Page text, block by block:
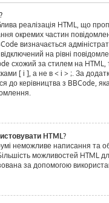
реалізація HTML, що
окремих частин
визначається
на рівні
схожий за стилем на HTML,
[ і ], а не в < і > ;. За
до керівництва з BBCode,
HTML?
неможливе написання та
можливостей HTML
за допомогою